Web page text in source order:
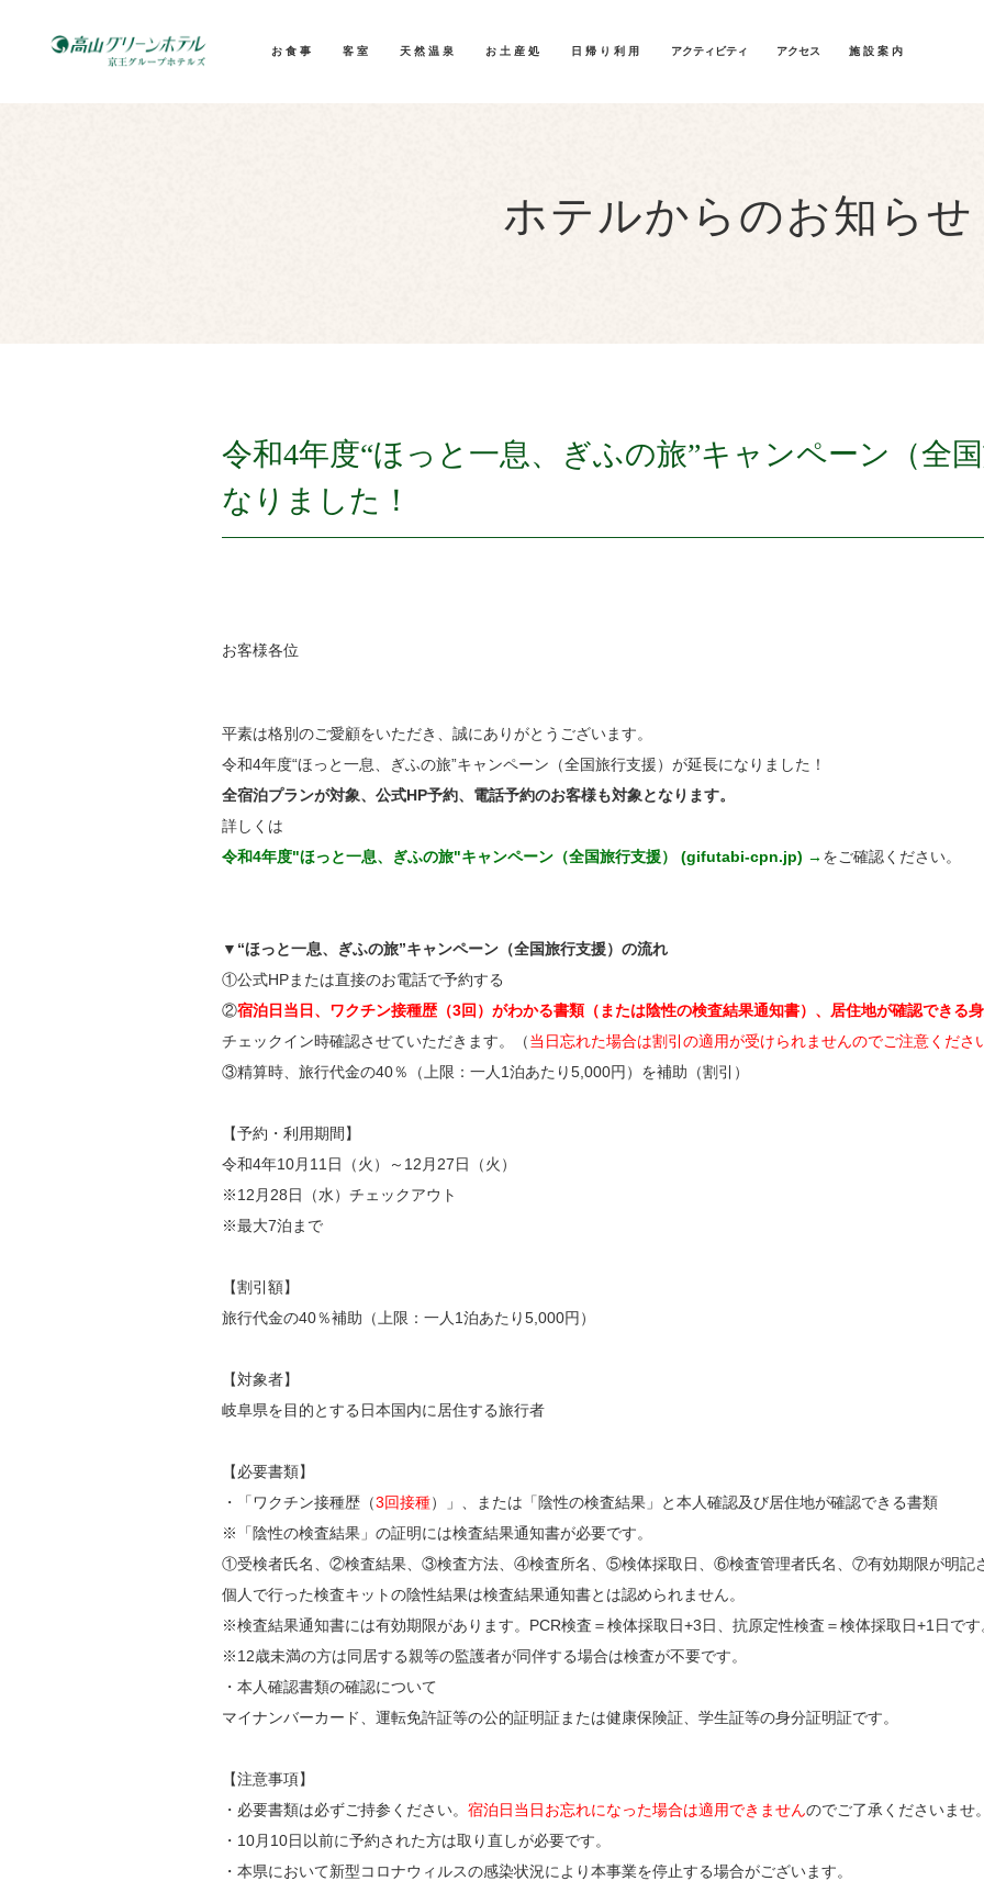
お食事 客室 天然温泉 お土産処 日帰り利用 アクティビティ アクセス 施設案内
ホテルからのお知らせ
令和4年度“ほっと一息、ぎふの旅”キャンペーン（全
なりました！
お客様各位
平素は格別のご愛顧をいただき、誠にありがとうございます。
令和4年度“ほっと一息、ぎふの旅”キャンペーン（全国旅行支援）が延長になりました！
全宿泊プランが対象、公式HP予約、電話予約のお客様も対象となります。
詳しくは
令和4年度"ほっと一息、ぎふの旅"キャンペーン（全国旅行支援） (gifutabi-cpn.jp) → をご確認ください。
▼“ほっと一息、ぎふの旅”キャンペーン（全国旅行支援）の流れ
①公式HPまたは直接のお電話で予約する
②宿泊日当日、ワクチン接種歴（3回）がわかる書類（または陰性の検査結果通知書）、居住地が確認できる
チェックイン時確認させていただきます。（当日忘れた場合は割引の適用が受けられませんのでご注意くださ
③精算時、旅行代金の40％（上限：一人1泊あたり5,000円）を補助（割引）
【予約・利用期間】
令和4年10月11日（火）～12月27日（火）
※12月28日（水）チェックアウト
※最大7泊まで
【割引額】
旅行代金の40％補助（上限：一人1泊あたり5,000円）
【対象者】
岐阜県を目的とする日本国内に居住する旅行者
【必要書類】
・「ワクチン接種歴（3回接種）」、または「陰性の検査結果」と本人確認及び居住地が確認できる書類
※「陰性の検査結果」の証明には検査結果通知書が必要です。
①受検者氏名、②検査結果、③検査方法、④検査所名、⑤検体採取日、⑥検査管理者氏名、⑦有効期限が明記さ
個人で行った検査キットの陰性結果は検査結果通知書とは認められません。
※検査結果通知書には有効期限があります。PCR検査＝検体採取日+3日、抗原定性検査＝検体採取日+1日です
※12歳未満の方は同居する親等の監護者が同伴する場合は検査が不要です。
・本人確認書類の確認について
マイナンバーカード、運転免許証等の公的証明証または健康保険証、学生証等の身分証明証です。
【注意事項】
・必要書類は必ずご持参ください。 宿泊日当日お忘れになった場合は適用できませんのでご了承くださいませ。
・10月10日以前に予約された方は取り直しが必要です。
・本県において新型コロナウィルスの感染状況により本事業を停止する場合がございます。